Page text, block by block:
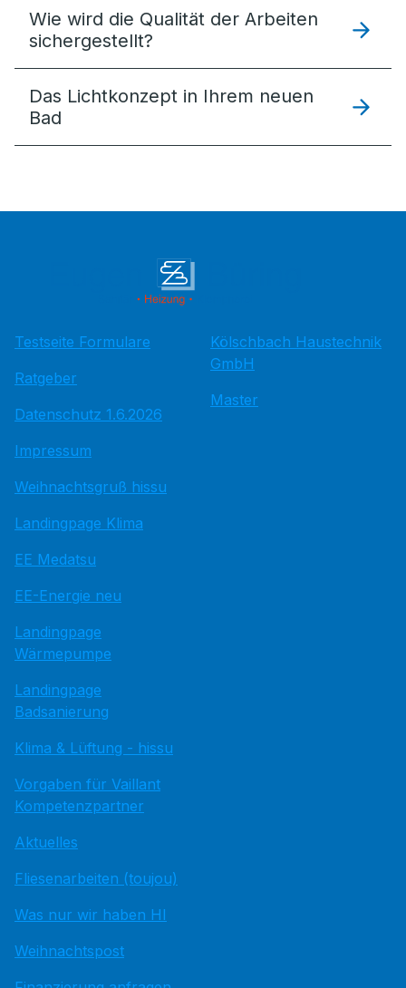
Wie wird die Qualität der Arbeiten
sichergestellt?
Das Lichtkonzept in Ihrem neuen
Bad
Testseite Formulare
Ratgeber
Datenschutz 1.6.2026
Impressum
Weihnachtsgruß hissu
Landingpage Klima
EE Medatsu
EE-Energie neu
Landingpage
Wärmepumpe
Landingpage
Badsanierung
Klima & Lüftung - hissu
Vorgaben für Vaillant
Kompetenzpartner
Aktuelles
Fliesenarbeiten (toujou)
Was nur wir haben HI
Weihnachtspost
Kölschbach Haustechnik
GmbH
Master